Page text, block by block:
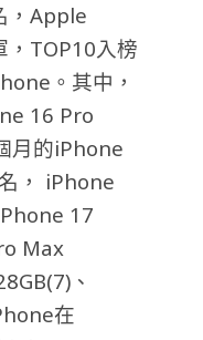
，Apple
TOP10入榜
。其中，
16 Pro
月的iPhone
， iPhone
17
Max
、
在